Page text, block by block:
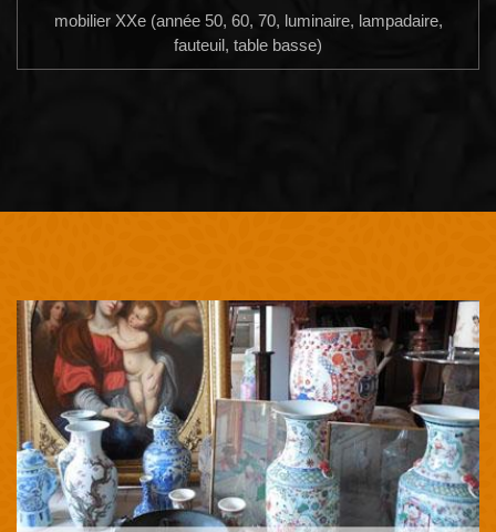
mobilier XXe (année 50, 60, 70, luminaire, lampadaire,
fauteuil, table basse)